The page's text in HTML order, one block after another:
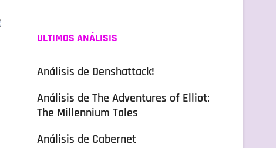
ULTIMOS ANÁLISIS
Análisis de Denshattack!
Análisis de The Adventures of Elliot:
The Millennium Tales
Análisis de Cabernet